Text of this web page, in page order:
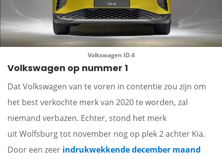
Volkswagen ID.4
Volkswagen op nummer 1
Dat Volkswagen van te voren in contentie zou zijn om
het best verkochte merk van 2020 te worden, zal
niemand verbazen. Echter, stond het merk
uit Wolfsburg tot november nog op plek 2 achter Kia.
Door een zeer indrukwekkende december maand